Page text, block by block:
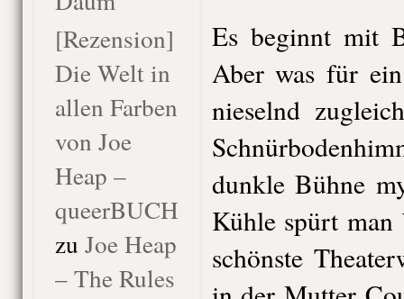
[Rezension]
Die Welt in
allen Farben
von Joe
Heap –
queerBUCH
zu Joe Heap
– The Rules
Es beginnt mit
Aber was für
nieselnd
dunkle Bühne
Kühle spürt
schönste